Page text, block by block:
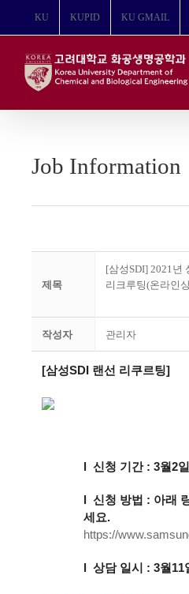
뛰
KU KUPID KU GMAIL
Job Information
제목
[삼성SDI] 2021년
리크루팅(온라인
작성자 관리자
[삼성SDI 랜선 리쿠르팅]
신청 기간: 3월2
신청 방법 : 아래
세요.
https://
상담 일시 : 3월 11